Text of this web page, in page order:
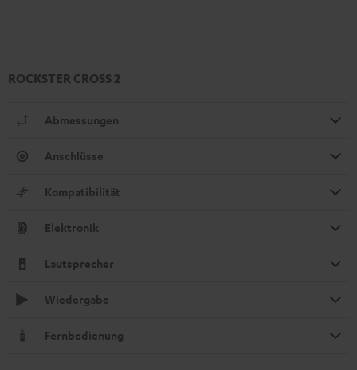
ROCKSTER CROSS 2
Abmessungen
Anschlüsse
Kompatibilität
Elektronik
Lautsprecher
Wiedergabe
Fernbedienung